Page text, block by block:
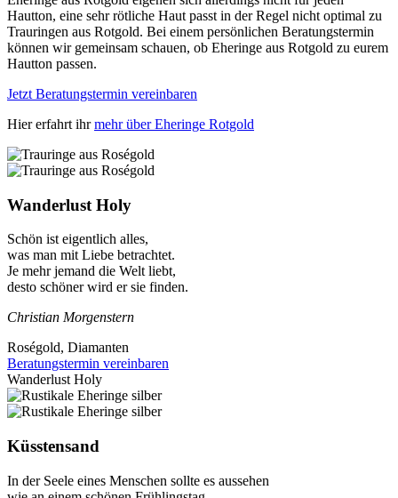
Hautton, eine sehr rötliche Haut passt in der Regel nicht optimal zu
Trauringen aus Rotgold. Bei einem persönlichen Beratungstermin
können wir gemeinsam schauen, ob Eheringe aus Rotgold zu eurem
Hautton passen.
Jetzt Beratungstermin vereinbaren
Hier erfahrt ihrmehr über Eheringe Rotgold
Wanderlust Holy
Schön ist eigentlich alles,
was man mit Liebe betrachtet.
Je mehr jemand die Welt liebt,
desto schöner wird er sie finden.
Christian Morgenstern
Roségold, Diamanten
Beratungstermin vereinbaren
Wanderlust Holy
Küsstensand
In der Seele eines Menschen sollte es aussehen